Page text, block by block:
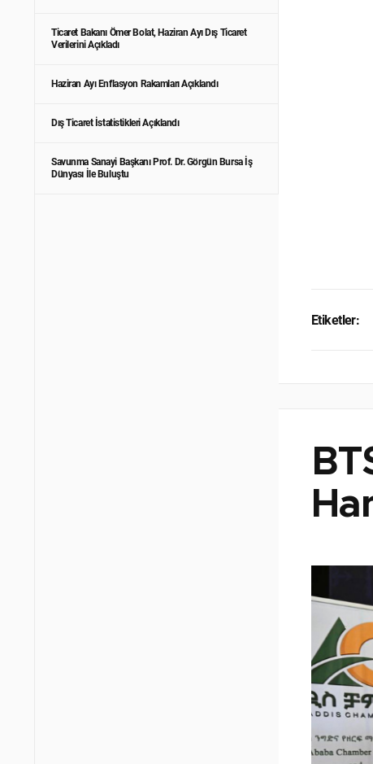
Ticaret Bakanı Ömer Bolat, Haziran Ayı Dış Ticaret
Verilerini Açıkladı
Haziran Ayı Enflasyon Rakamları Açıklandı
Dış Ticaret İstatistikleri Açıklandı
Savunma Sanayi Başkanı Prof. Dr. Görgün Bursa İş
Dünyası İle Buluştu
Etiketler: